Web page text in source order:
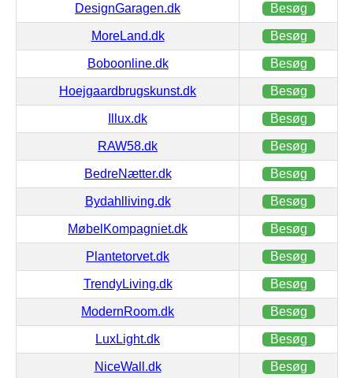
DesignGaragen.dk Besøg
MoreLand.dk Besøg
Boboonline.dk Besøg
Hoejgaardbrugskunst.dk Besøg
Illux.dk Besøg
RAW58.dk Besøg
BedreNætter.dk Besøg
Bydahlliving.dk Besøg
MøbelKompagniet.dk Besøg
Plantetorvet.dk Besøg
TrendyLiving.dk Besøg
ModernRoom.dk Besøg
LuxLight.dk Besøg
NiceWall.dk Besøg